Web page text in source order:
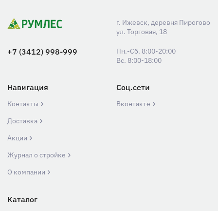
г. Ижевск, деревня Пирогово
ул. Торговая, 18
+7 (3412) 998-999
Пн.-Сб. 8:00-20:00
Вс. 8:00-18:00
Навигация
Контакты
Доставка
Акции
Журнал о стройке
О компании
Соц.сети
Вконтакте
Каталог